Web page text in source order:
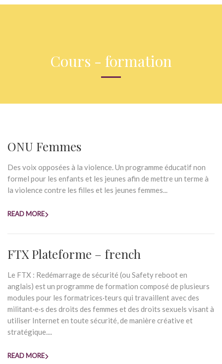
Cours - formation
ONU Femmes
Des voix opposées à la violence. Un programme éducatif non
formel pour les enfants et les jeunes afin de mettre un terme à
la violence contre les filles et les jeunes femmes...
READ MORE
FTX Plateforme – french
Le FTX : Redémarrage de sécurité (ou Safety reboot en
anglais) est un programme de formation composé de plusieurs
modules pour les formatrices·teurs qui travaillent avec des
militant·e·s des droits des femmes et des droits sexuels visant à
utiliser Internet en toute sécurité, de manière créative et
stratégique....
READ MORE